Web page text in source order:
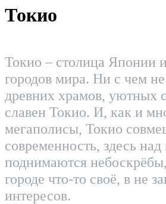
Токио
Токио – столица Японии
городов мира. Ни с чем
древних храмов, уютных
славен Токио. И, как и
мегаполисы, Токио
современность, здесь
поднимаются
городе что-то своё, в не
интересов.